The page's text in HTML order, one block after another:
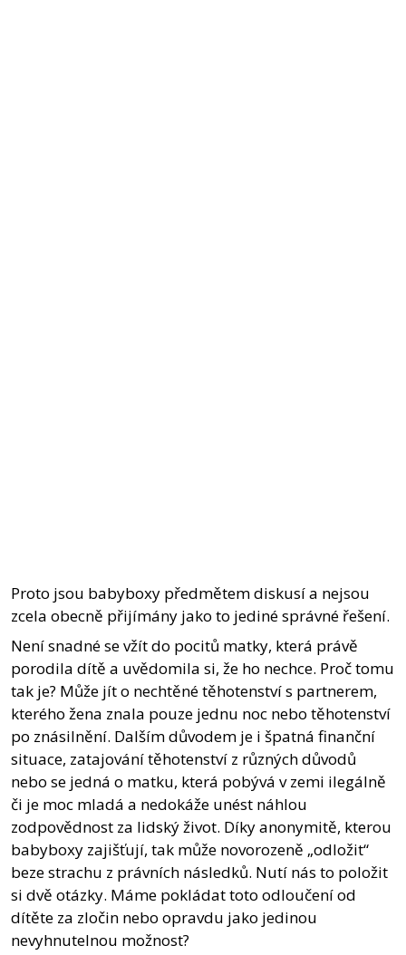
Proto jsou babyboxy předmětem diskusí a nejsou
zcela obecně přijímány jako to jediné správné řešení.
Není snadné se vžít do pocitů matky, která právě
porodila dítě a uvědomila si, že ho nechce. Proč tomu
tak je? Může jít o nechtěné těhotenství s partnerem,
kterého žena znala pouze jednu noc nebo těhotenství
po znásilnění. Dalším důvodem je i špatná finanční
situace, zatajování těhotenství z různých důvodů
nebo se jedná o matku, která pobývá v zemi ilegálně
či je moc mladá a nedokáže unést náhlou
zodpovědnost za lidský život. Díky anonymitě, kterou
babyboxy zajišťují, tak může novorozeně „odložit“
beze strachu z právních následků. Nutí nás to položit
si dvě otázky. Máme pokládat toto odloučení od
dítěte za zločin nebo opravdu jako jedinou
nevyhnutelnou možnost?